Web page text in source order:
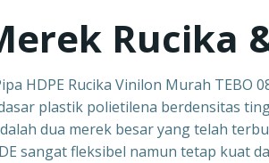
Rucika
HDPE Rucika Vinilon Murah TEBO
plastik polietilena berdensitas
dua merek besar yang telah
sangat fleksibel namun tetap kuat